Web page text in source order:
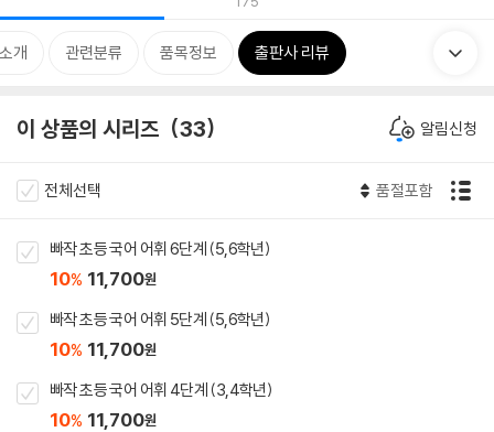
개 관련분류 품목정보 출판사 리뷰
이 상품의 시리즈 33 알림신청
전체선택 품절포함
빠작 초등 국어 어휘 6단계 (5,6학년)
10% 11,700원
빠작 초등 국어 어휘 5단계 (5,6학년)
10% 11,700원
빠작 초등 국어 어휘 4단계 (3,4학년)
10% 11,700원